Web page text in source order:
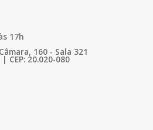
17h
160 - Sala 321
CEP: 20.020-080